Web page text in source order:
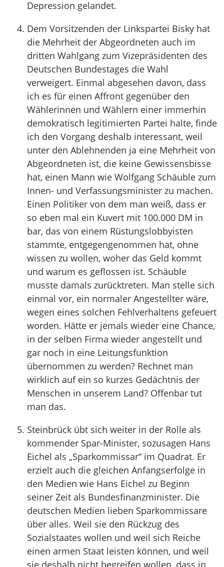
Depression gelandet.
Dem Vorsitzenden der Linkspartei Bisky hat
die Mehrheit der Abgeordneten auch im
dritten Wahlgang zum Vizepräsidenten des
Deutschen Bundestages die Wahl
verweigert. Einmal abgesehen davon, dass
ich es für einen Affront gegenüber den
Wählerinnen und Wählern einer immerhin
demokratisch legitimierten Partei halte, finde
ich den Vorgang deshalb interessant, weil
unter den Ablehnenden ja eine Mehrheit von
Abgeordneten ist, die keine Gewissensbisse
hat, einen Mann wie Wolfgang Schäuble zum
Innen- und Verfassungsminister zu machen.
Einen Politiker von dem man weiß, dass er
so eben mal ein Kuvert mit 100.000 DM in
bar, das von einem Rüstungslobbyisten
stammte, entgegengenommen hat, ohne
wissen zu wollen, woher das Geld kommt
und warum es geflossen ist. Schäuble
musste damals zurücktreten. Man stelle sich
einmal vor, ein normaler Angestellter wäre,
wegen eines solchen Fehlverhaltens gefeuert
worden. Hätte er jemals wieder eine Chance,
in der selben Firma wieder angestellt und
gar noch in eine Leitungsfunktion
übernommen zu werden? Rechnet man
wirklich auf ein so kurzes Gedächtnis der
Menschen in unserem Land? Offenbar tut
man das.
Steinbrück übt sich weiter in der Rolle als
kommender Spar-Minister, sozusagen Hans
Eichel als „Sparkommissar“ im Quadrat. Er
erzielt auch die gleichen Anfangserfolge in
den Medien wie Hans Eichel zu Beginn
seiner Zeit als Bundesfinanzminister. Die
deutschen Medien lieben Sparkommissare
über alles. Weil sie den Rückzug des
Sozialstaates wollen und weil sich Reiche
einen armen Staat leisten können, und weil
sie deshalb nicht begreifen wollen, dass in